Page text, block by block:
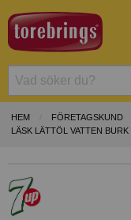
HEM FÖRETAGSKUND
LÄSK LÄTTÖL VATTEN BURK